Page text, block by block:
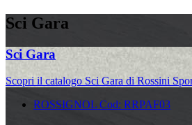
Sci Gara
Sci Gara
Scopri il catalogo Sci Gara di Rossini
ROSSIGNOL Cod: RRPAF03